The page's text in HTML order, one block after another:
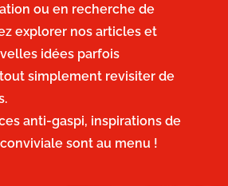
ou en recherche de
explorer nos articles et
idées parfois
simplement revisiter de
anti-gaspi, inspirations de
sont au menu !